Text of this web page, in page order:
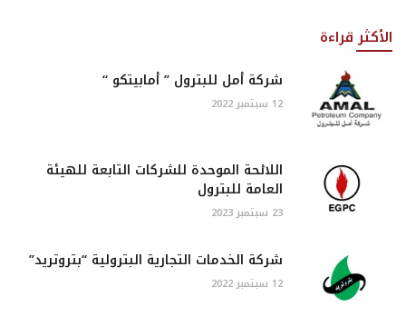
الأكثر قراءة
شركة أمل للبترول ” أمابيتكو “
12 سبتمبر 2022
اللائحة الموحدة للشركات التابعة للهيئة
العامة للبترول
23 سبتمبر 2023
شركة الخدمات التجارية البترولية “بتروتريد”
12 سبتمبر 2022